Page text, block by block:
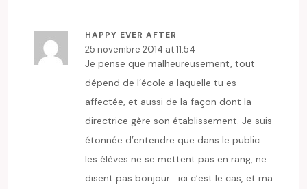
HAPPY EVER AFTER
25 novembre 2014 at 11:54
Je pense que malheureusement, tout
dépend de l’école a laquelle tu es
affectée, et aussi de la façon dont la
directrice gère son établissement. Je suis
étonnée d’entendre que dans le public
les élèves ne se mettent pas en rang, ne
disent pas bonjour… ici c’est le cas, et ma